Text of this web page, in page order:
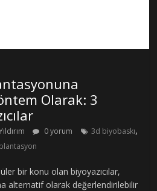
Olarak: 3
0 yorum 3d biyobaskı,
bir konu olan biyoyazıcılar,
alternatif olarak değerlendirilebilir